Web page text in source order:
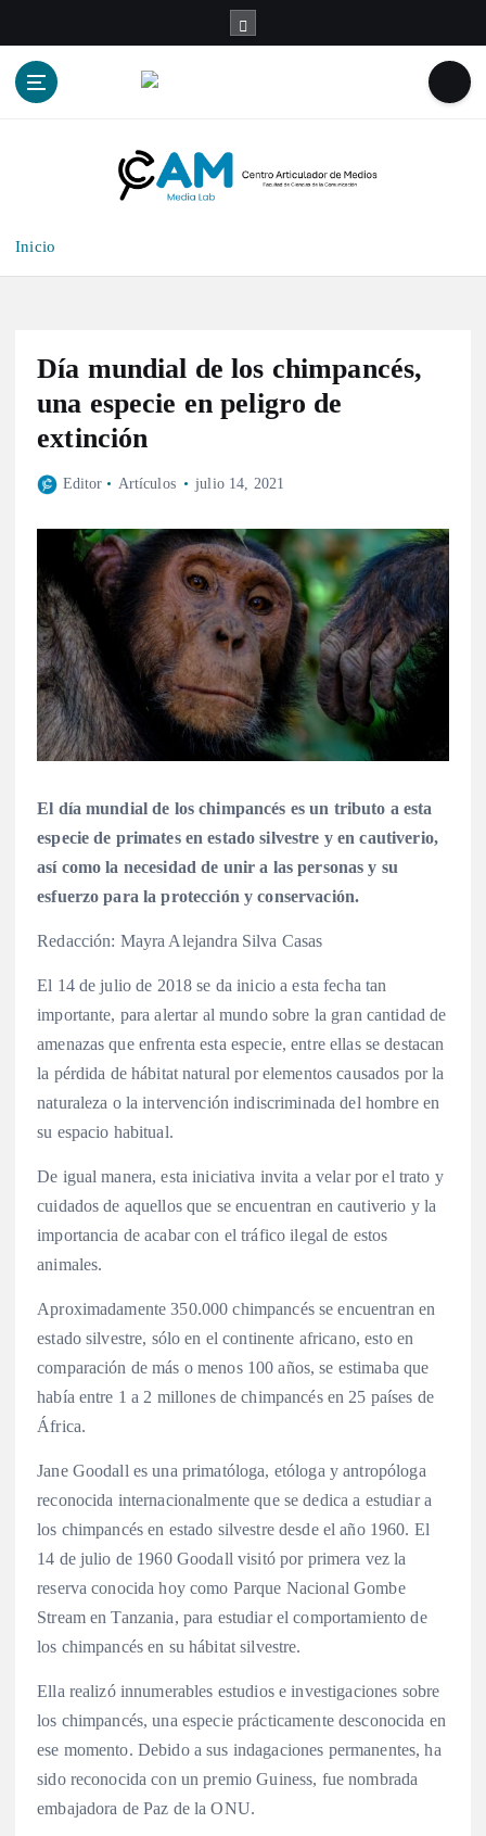
Inicio
Día mundial de los chimpancés,
una especie en peligro de
extinción
Editor Artículos julio 14, 2021
El día mundial de los chimpancés es un tributo a esta
especie de primates en estado silvestre y en cautiverio,
así como la necesidad de unir a las personas y su
esfuerzo para la protección y conservación.
Redacción: Mayra Alejandra Silva Casas
El 14 de julio de 2018 se da inicio a esta fecha tan
importante, para alertar al mundo sobre la gran cantidad de
amenazas que enfrenta esta especie, entre ellas se destacan
la pérdida de hábitat natural por elementos causados por la
naturaleza o la intervención indiscriminada del hombre en
su espacio habitual.
De igual manera, esta iniciativa invita a velar por el trato y
cuidados de aquellos que se encuentran en cautiverio y la
importancia de acabar con el tráfico ilegal de estos
animales.
Aproximadamente 350.000 chimpancés se encuentran en
estado silvestre, sólo en el continente africano, esto en
comparación de más o menos 100 años, se estimaba que
había entre 1 a 2 millones de chimpancés en 25 países de
África.
Jane Goodall es una primatóloga, etóloga y antropóloga
reconocida internacionalmente que se dedica a estudiar a
los chimpancés en estado silvestre desde el año 1960. El
14 de julio de 1960 Goodall visitó por primera vez la
reserva conocida hoy como Parque Nacional Gombe
Stream en Tanzania, para estudiar el comportamiento de
los chimpancés en su hábitat silvestre.
Ella realizó innumerables estudios e investigaciones sobre
los chimpancés, una especie prácticamente desconocida en
ese momento. Debido a sus indagaciones permanentes, ha
sido reconocida con un premio Guiness, fue nombrada
embajadora de Paz de la ONU.